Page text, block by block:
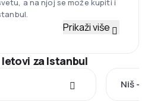
a na njoj se može kupiti i
Prikaži više
za Istanbul
Niš -